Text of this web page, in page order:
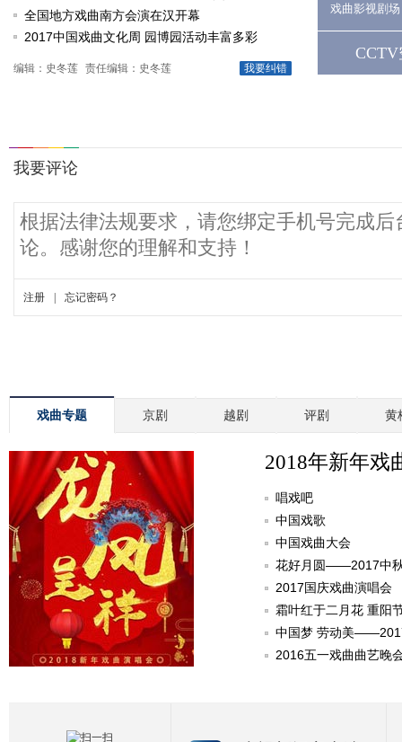
动
全国地方戏曲南方会演在汉开幕
2017中国戏曲文化周 园博园活动丰富多彩
我要纠错
编辑：史冬莲 责任编辑：史冬莲
戏曲影视剧场
戏曲专题 京剧 越剧 评剧 黄
2018年新年戏
唱戏吧
中国戏歌
中国戏曲大会
花好月圆——2017中
2017国庆戏曲演唱会
霜叶红于二月花 重阳
中国梦 劳动美
2016五一戏曲曲艺晚